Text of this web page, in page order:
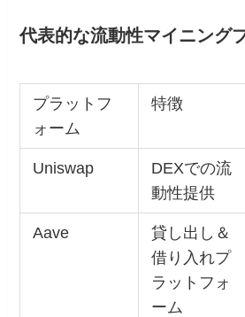
代表的な流動性マイニング
プラットフ
ォーム
特徴
Uniswap
DEXでの流
動性提供
Aave
貸し出し＆
借り入れプ
ラットフォ
ーム